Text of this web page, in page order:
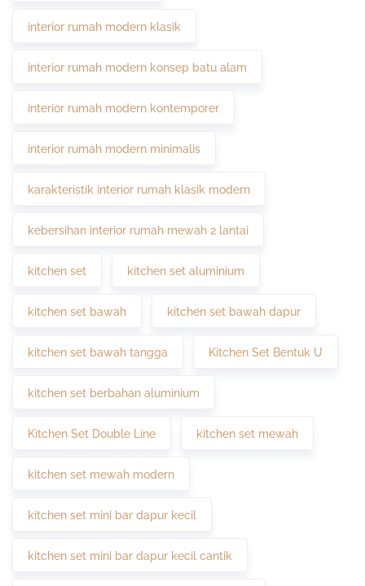
interior rumah modern klasik
interior rumah modern konsep batu alam
interior rumah modern kontemporer
interior rumah modern minimalis
karakteristik interior rumah klasik modern
kebersihan interior rumah mewah 2 lantai
kitchen set kitchen set aluminium
kitchen set bawah kitchen set bawah dapur
kitchen set bawah tangga Kitchen Set Bentuk U
kitchen set berbahan aluminium
Kitchen Set Double Line kitchen set mewah
kitchen set mewah modern
kitchen set mini bar dapur kecil
kitchen set mini bar dapur kecil cantik